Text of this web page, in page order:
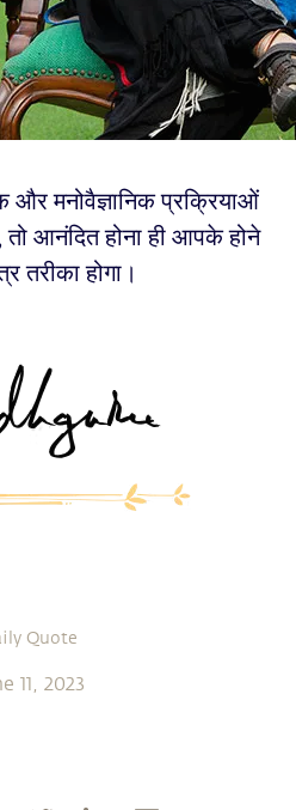
और मनोवैज्ञानिक प्रक्रियाओं
आनंदित होना ही आपके होने
तरीका होगा।
Quote
11, 2023